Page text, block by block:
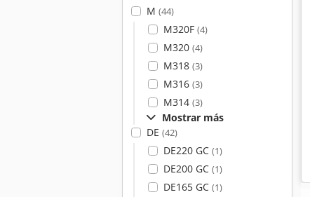
M (44)
M320F (4)
M320 (4)
M318 (3)
M316 (3)
M314 (3)
Mostrar más
DE (42)
DE220 GC (1)
DE200 GC (1)
DE165 GC (1)